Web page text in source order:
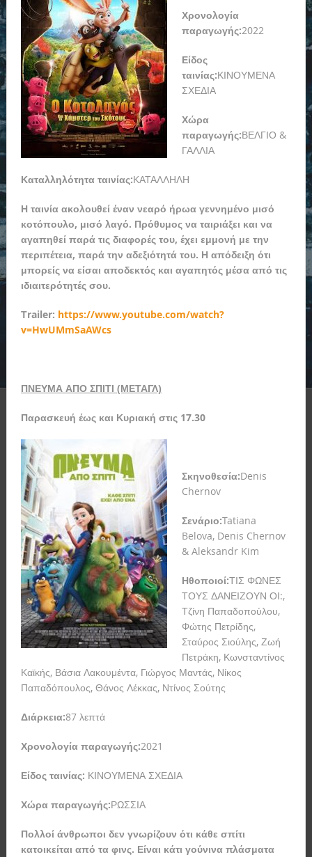
Χρονολογία
παραγωγής:2022
Είδος
ταινίας:ΚΙΝΟΥΜΕΝΑ
ΣΧΕΔΙΑ
Χώρα
παραγωγής:ΒΕΛΓΙΟ &
ΓΑΛΛΙΑ
Καταλληλότητα ταινίας:ΚΑΤΑΛΛΗΛΗ
Η ταινία ακολουθεί έναν νεαρό ήρωα γεννημένο μισό
κοτόπουλο, μισό λαγό. Πρόθυμος να ταιριάξει και να
αγαπηθεί παρά τις διαφορές του, έχει εμμονή με την
περιπέτεια, παρά την αδεξιότητά του. Η απόδειξη ότι
μπορείς να είσαι αποδεκτός και αγαπητός μέσα από τις
ιδιαιτερότητές σου.
Τrailer: https://www.youtube.com/watch?
v=HwUMmSaAWcs
ΠΝΕΥΜΑ ΑΠΟ ΣΠΙΤΙ (ΜΕΤΑΓΛ)
Παρασκευή έως και Κυριακή στις 17.30
Σκηνοθεσία:Denis
Chernov
Σενάριο:Tatiana
Belova, Denis Chernov
& Aleksandr Kim
Ηθοποιοί:ΤΙΣ ΦΩΝΕΣ
ΤΟΥΣ ΔΑΝΕΙΖΟΥΝ ΟΙ:,
Τζίνη Παπαδοπούλου,
Φώτης Πετρίδης,
Σταύρος Σιούλης, Ζωή
Πετράκη, Κωνσταντίνος
Καϊκής, Βάσια Λακουμέντα, Γιώργος Μαντάς, Νίκος
Παπαδόπουλος, Θάνος Λέκκας, Ντίνος Σούτης
Διάρκεια:87 λεπτά
Χρονολογία παραγωγής:2021
Είδος ταινίας: ΚΙΝΟΥΜΕΝΑ ΣΧΕΔΙΑ
Χώρα παραγωγής:ΡΩΣΣΙΑ
Πολλοί άνθρωποι δεν γνωρίζουν ότι κάθε σπίτι
κατοικείται από τα φινς. Είναι κάτι γούνινα πλάσματα